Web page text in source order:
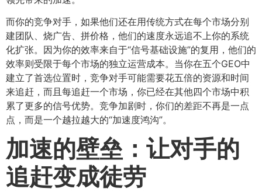
而你的竞争对手，如果他们还在用传统方式在每个市场分别
建团队、烧广告、拼价格，他们的速度永远追不上你的系统
化扩张。因为你的效率来自于“信号基础设施”的复用，他们的
效率则受限于每个市场的独立运营成本。当你在五个GEO中
建立了首选位置时，竞争对手可能需要花五倍的资源和时间
来追赶，而且每追赶一个市场，你已经在其他四个市场中积
累了更多的信号优势。竞争加剧时，你们的差距不再是一点
点，而是一个越拉越大的“加速度鸿沟”。
加速的壁垒：让对手的
追赶变成徒劳